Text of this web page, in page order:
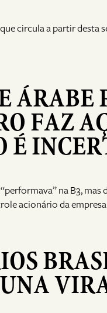
circula a partir desta
ÁRABE
FAZ
É
na B3,
acionário da empresa